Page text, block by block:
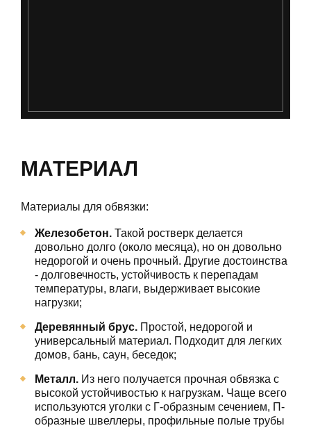
МАТЕРИАЛ
Материалы для обвязки:
Железобетон. Такой ростверк делается
довольно долго (около месяца), но он довольно
недорогой и очень прочный. Другие достоинства
- долговечность, устойчивость к перепадам
температуры, влаги, выдерживает высокие
нагрузки;
Деревянный брус. Простой, недорогой и
универсальный материал. Подходит для легких
домов, бань, саун, беседок;
Металл. Из него получается прочная обвязка с
высокой устойчивостью к нагрузкам. Чаще всего
используются уголки с Г-образным сечением, П-
образные швеллеры, профильные полые трубы